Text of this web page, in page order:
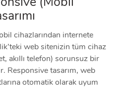
cihazlarından internete
web sitenizin tüm cihaz
akıllı telefon) sorunsuz bir
Responsive tasarım, web
otomatik olarak uyum